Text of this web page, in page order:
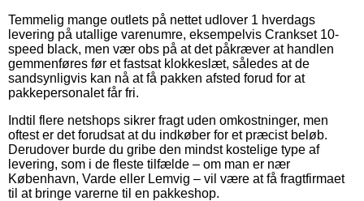
Temmelig mange outlets på nettet udlover 1 hverdags
levering på utallige varenumre, eksempelvis Crankset 10-
speed black, men vær obs på at det påkræver at handlen
gemmenføres før et fastsat klokkeslæt, således at de
sandsynligvis kan nå at få pakken afsted forud for at
pakkepersonalet får fri.
Indtil flere netshops sikrer fragt uden omkostninger, men
oftest er det forudsat at du indkøber for et præcist beløb.
Derudover burde du gribe den mindst kostelige type af
levering, som i de fleste tilfælde – om man er nær
København, Varde eller Lemvig – vil være at få fragtfirmaet
til at bringe varerne til en pakkeshop.